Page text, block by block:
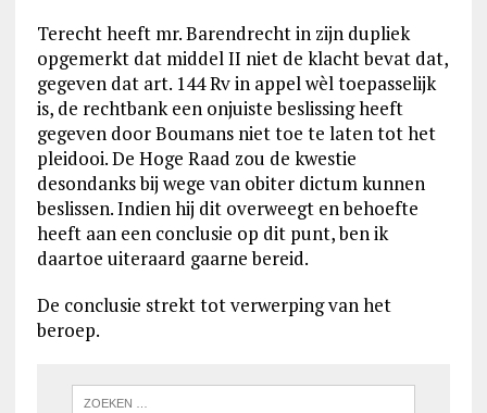
Terecht heeft mr. Barendrecht in zijn dupliek
opgemerkt dat middel II niet de klacht bevat dat,
gegeven dat art. 144 Rv in appel wèl toepasselijk
is, de rechtbank een onjuiste beslissing heeft
gegeven door Boumans niet toe te laten tot het
pleidooi. De Hoge Raad zou de kwestie
desondanks bij wege van obiter dictum kunnen
beslissen. Indien hij dit overweegt en behoefte
heeft aan een conclusie op dit punt, ben ik
daartoe uiteraard gaarne bereid.
De conclusie strekt tot verwerping van het
beroep.